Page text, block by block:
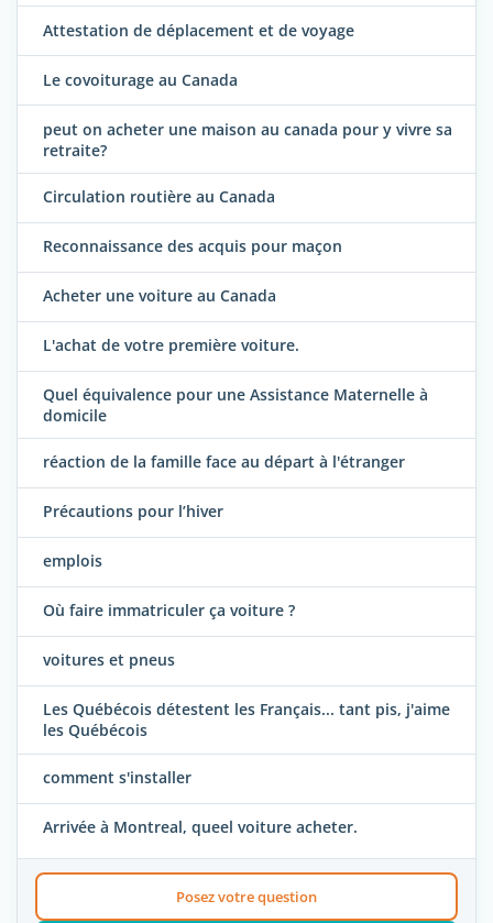
Attestation de déplacement et de voyage
Le covoiturage au Canada
peut on acheter une maison au canada pour y vivre sa
retraite?
Circulation routière au Canada
Reconnaissance des acquis pour maçon
Acheter une voiture au Canada
L'achat de votre première voiture.
Quel équivalence pour une Assistance Maternelle à
domicile
réaction de la famille face au départ à l'étranger
Précautions pour l’hiver
emplois
Où faire immatriculer ça voiture ?
voitures et pneus
Les Québécois détestent les Français... tant pis, j'aime
les Québécois
comment s'installer
Arrivée à Montreal, queel voiture acheter.
Posez votre question